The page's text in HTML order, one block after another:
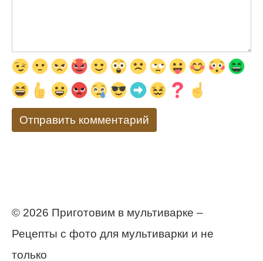
© 2026 Приготовим в мультиварке –
Рецепты с фото для мультиварки и не
только